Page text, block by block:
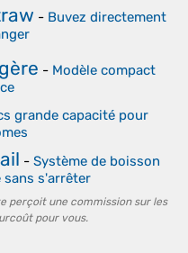
- Buvez directement
- Modèle compact
grande capacité pour
- Système de boisson
sans s'arrêter
perçoit une commission sur les
pour vous.